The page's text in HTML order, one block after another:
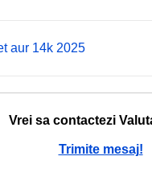
aur 14k 2025
Vrei sa contactezi
Trimite mesaj!